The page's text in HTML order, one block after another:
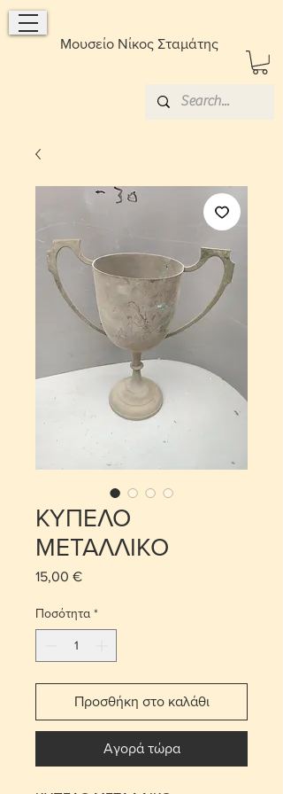
Μουσείο Νίκος Σταμάτης
ΚΥΠΕΛΟ
ΜΕΤΑΛΛΙΚΟ
15,00 €Τιμή
Ποσότητα *
Προσθήκη στο καλάθι
Αγορά τώρα